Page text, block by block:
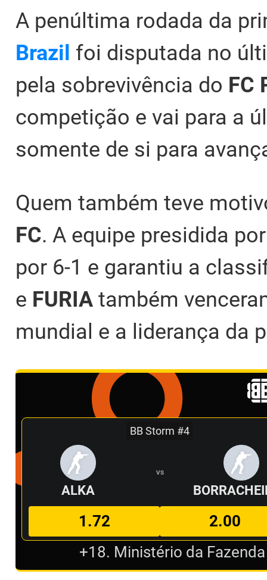
A penúltima rodada da
Brazil foi disputada no
pela sobrevivência do FC
competição e vai para a
somente de si para
Quem também teve
FC. A equipe presidida
por 6-1 e garantiu a
e FURIA também
mundial e a liderança da
BB Storm #4
ALKA
VS
1.72
2.00
+18. Ministério da